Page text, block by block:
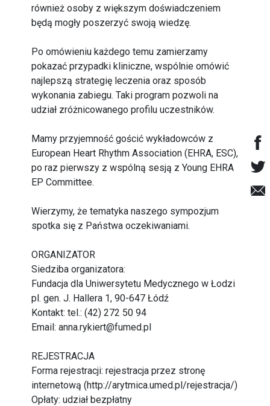
również osoby z większym doświadczeniem
będą mogły poszerzyć swoją wiedzę.
Po omówieniu każdego temu zamierzamy
pokazać przypadki kliniczne, wspólnie omówić
najlepszą strategię leczenia oraz sposób
wykonania zabiegu. Taki program pozwoli na
udział zróżnicowanego profilu uczestników.
Mamy przyjemność gościć wykładowców z
European Heart Rhythm Association (EHRA, ESC),
po raz pierwszy z wspólną sesją z Young EHRA
EP Committee.
Wierzymy, że tematyka naszego sympozjum
spotka się z Państwa oczekiwaniami.
ORGANIZATOR
Siedziba organizatora:
Fundacja dla Uniwersytetu Medycznego w Łodzi
pl. gen. J. Hallera 1, 90-647 Łódź
Kontakt: tel.: (42) 272 50 94
Email: anna.rykiert@fumed.pl
REJESTRACJA
Forma rejestracji: rejestracja przez stronę
internetową (http://arytmica.umed.pl/rejestracja/)
Opłaty: udział bezpłatny